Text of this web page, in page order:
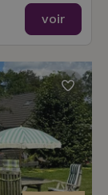
voir